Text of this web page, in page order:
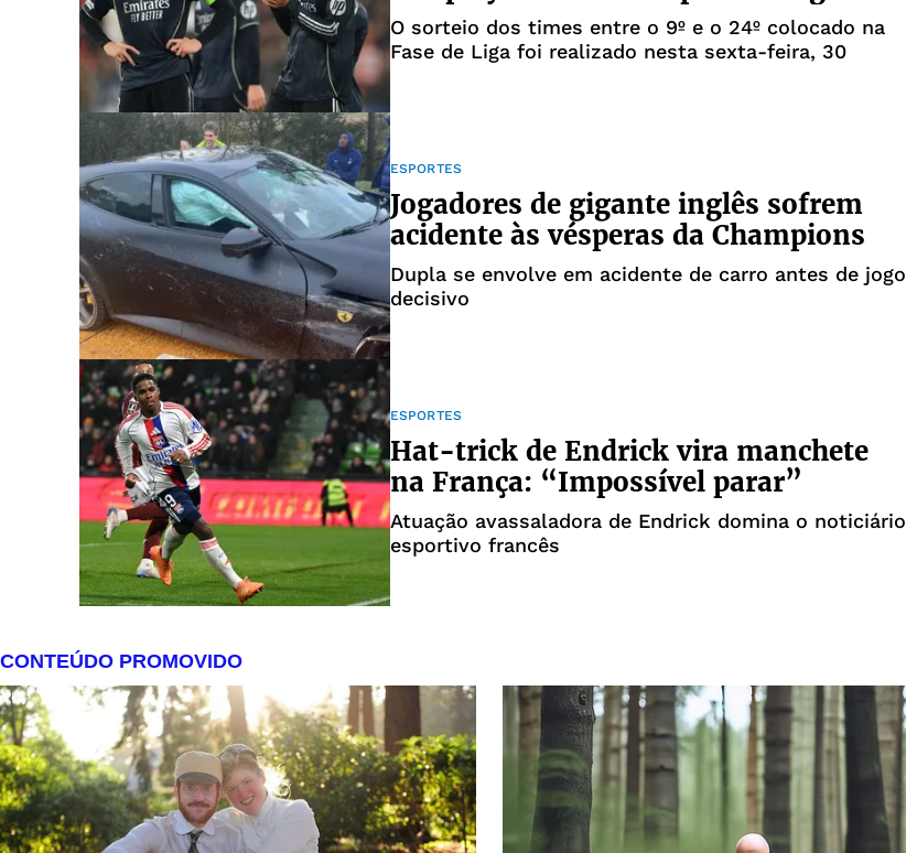
O sorteio dos times entre o 9º e o 24º colocado na
Fase de Liga foi realizado nesta sexta-feira, 30
ESPORTES
Jogadores de gigante inglês sofrem
acidente às vésperas da Champions
Dupla se envolve em acidente de carro antes de jogo
decisivo
ESPORTES
Hat-trick de Endrick vira manchete
na França: “Impossível parar”
Atuação avassaladora de Endrick domina o noticiário
esportivo francês